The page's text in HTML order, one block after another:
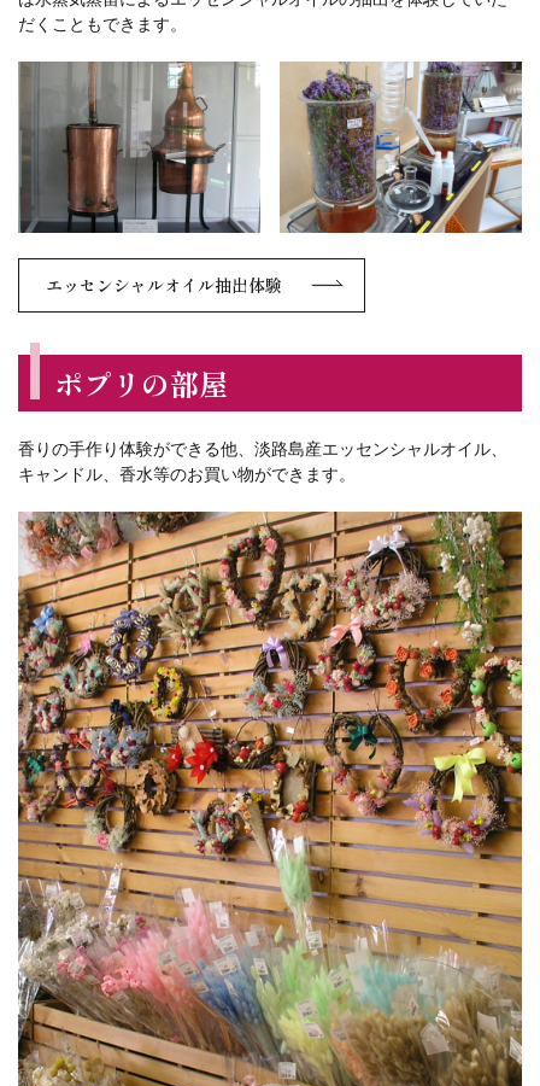
だくこともできます。
エッセンシャルオイル抽出体験
ポプリの部屋
香りの手作り体験ができる他、淡路島産エッセンシャルオイル、
キャンドル、香水等のお買い物ができます。